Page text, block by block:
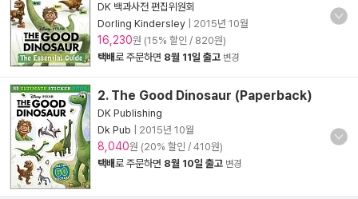
DK 백과사전 편집위원회
Dorling Kindersley
2015년 10월
16,230원 (15% 할인 / 820원)
택배로 주문하면 8월 11일 출고 변경
2. The Good Dinosaur (Paperback)
DK Publishing
Dk Pub
2015년 10월
8,040원 (20% 할인 / 410원)
택배로 주문하면 8월 10일 출고 변경